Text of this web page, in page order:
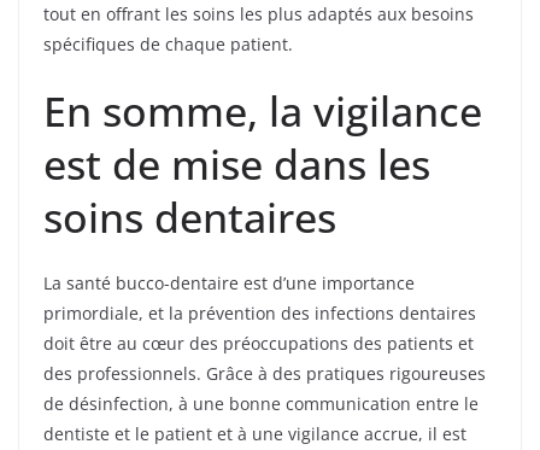
tout en offrant les soins les plus adaptés aux besoins
spécifiques de chaque patient.
En somme, la vigilance
est de mise dans les
soins dentaires
La santé bucco-dentaire est d’une importance
primordiale, et la prévention des infections dentaires
doit être au cœur des préoccupations des patients et
des professionnels. Grâce à des pratiques rigoureuses
de désinfection, à une bonne communication entre le
dentiste et le patient et à une vigilance accrue, il est